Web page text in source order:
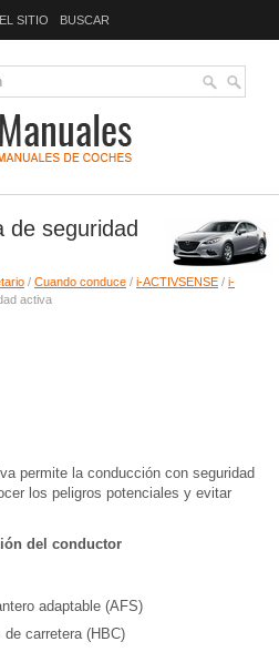
SITIO BUSCAR
de seguridad
/ Cuando conduce / i-ACTIVSENSE / i-
activa
permite la conducción con seguridad
los peligros potenciales y evitar
del conductor
adaptable (AFS)
carretera (HBC)